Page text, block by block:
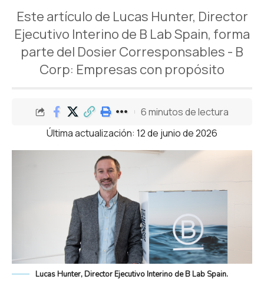
Este artículo de Lucas Hunter, Director
Ejecutivo Interino de B Lab Spain, forma
parte del Dosier Corresponsables - B
Corp: Empresas con propósito
Última actualización: 12 de junio de 2026
6 minutos de lectura
Lucas Hunter, Director Ejecutivo Interino de B Lab Spain.